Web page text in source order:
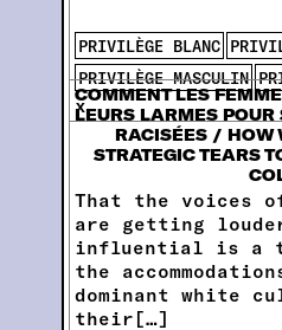
PRIVILÈGE BLANC
PRIVILÈGE MASCULIN
x
COMMENT LES
LEURS LARMES
RACISÉES / HOW
STRATEGIC TEARS
That the voices
are getting
influential is a
the
dominant white
their[…]